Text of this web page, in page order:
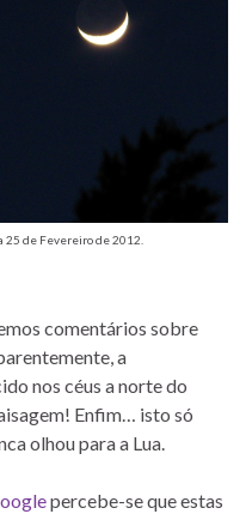
25 de Fevereiro de 2012.
comentários sobre
a
nos céus a norte do
Enfim… isto só
olhou para a Lua.
percebe-se que estas